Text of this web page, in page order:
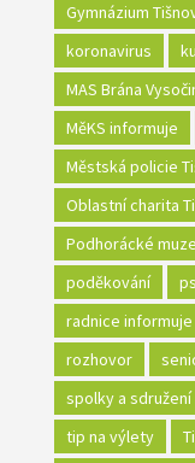
Gymnázium
koronavirus
MAS Brána
MěKS informuje
Městská policie
Oblastní charita
Podhorácké
poděkování
radnice informuje
rozhovor
spolky a sdružení
tip na výlety